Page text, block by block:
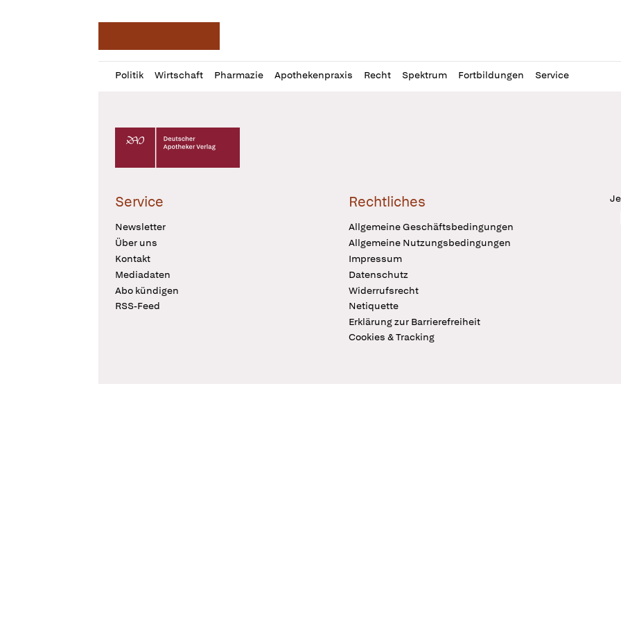
Politik Wirtschaft Pharmazie Apothekenpraxis Recht Spektrum Fortbildungen Service
Profil
öffnen
Daz
Pur
Deutscher Apotheker Verlag Logo
Service
Newsletter
Über uns
Kontakt
Mediadaten
Abo kündigen
RSS-Feed
Rechtliches
Allgemeine Geschäftsbedingungen
Allgemeine Nutzungsbedingungen
Impressum
Datenschutz
Widerrufsrecht
Netiquette
Erklärung zur Barrierefreiheit
Cookies & Tracking